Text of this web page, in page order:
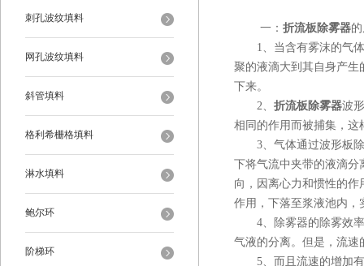
刺孔波纹填料
网孔波纹填料
斜管填料
格利希栅格填料
淋水填料
鲍尔环
阶梯环
一： 折流板除雾器
1、当含有雾沫的气体
聚的液滴大到其自身产生
下来。
2、 折流板除雾器波
相同的作用而被捕集，这
3、气体通过波形板除
下将气流中夹带的液滴分
向，因离心力和惯性的
作用，下落至浆液池内，
4、除雾器的除雾效率
气液的分离。但是，流速
5、而且流速的增加有